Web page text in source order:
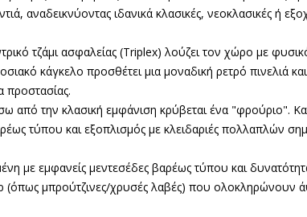
αναδεικνύοντας ιδανικά κλασικές, νεοκλασικές ή
τζάμι ασφαλείας (Triplex) λούζει τον χώρο με
κάγκελο προσθέτει μια μοναδική ρετρό πινελιά
προστασίας.
από την κλασική εμφάνιση κρύβεται ένα "φρούριο".
τύπου και εξοπλισμός με κλειδαριές πολλαπλών
με εμφανείς μεντεσέδες βαρέως τύπου και
(όπως μπρούτζινες/χρυσές λαβές) που ολοκληρώνουν